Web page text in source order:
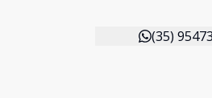
(35)